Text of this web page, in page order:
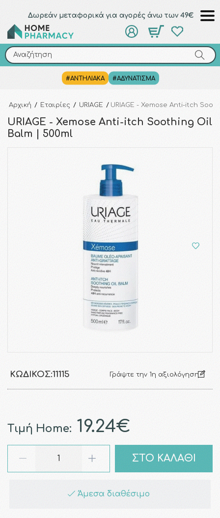
Δωρεάν μεταφορικά για αγορές άνω των 49€
Αναζήτηση
#ΑΝΤΗΛΙΑΚΑ #ΑΔΥΝΑΤΙΣΜΑ
Αναζήτηση
Αρχική / Εταιρίες / URIAGE / URIAGE - Xemose Anti-itch
URIAGE - Xemose Anti-itch Soothing Oil
Balm | 500ml
ΚΩΔΙΚΌΣ:11115 Γράψτε την 1η αξιολόγηση
Τιμή Home: 19.24€
ΣΤΟ ΚΑΛΑΘΙ
Άμεσα διαθέσιμο